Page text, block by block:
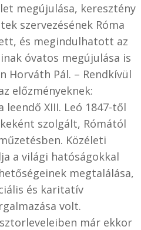
megújulása, keresztény
szervezésének Róma
és megindulhatott az
óvatos megújulása is
Horváth Pál. – Rendkívül
előzményeknek:
leendő XIII. Leó 1847-től
szolgált, Rómától
Közéleti
a világi hatóságokkal
megtalálása,
és karitatív
volt.
már ekkor